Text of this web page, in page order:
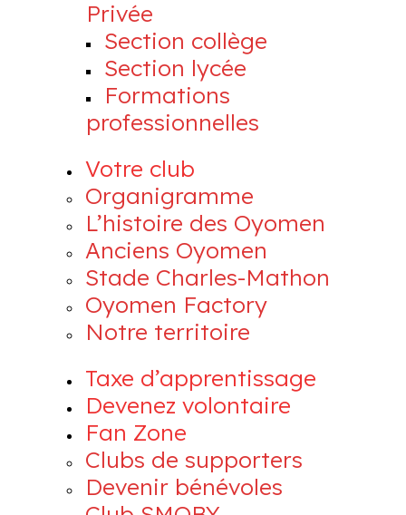
Privée
Section collège
Section lycée
Formations
professionnelles
Votre club
Organigramme
L’histoire des Oyomen
Anciens Oyomen
Stade Charles-Mathon
Oyomen Factory
Notre territoire
Taxe d’apprentissage
Devenez volontaire
Fan Zone
Clubs de supporters
Devenir bénévoles